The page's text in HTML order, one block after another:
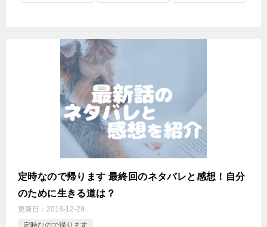
定時なので帰ります 最終回のネタバレと感想！自分
のために生きる道は？
更新日： 2018-12-29
定時なので帰ります